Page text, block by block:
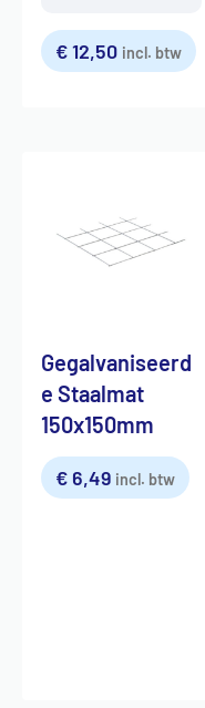
€12,50 incl. btw
Gegalvaniseerd
e Staalmat
150x150mm
€ 6,49 incl. btw